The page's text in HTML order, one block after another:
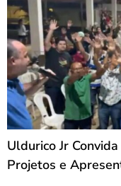
Uldurico Jr
Projetos e